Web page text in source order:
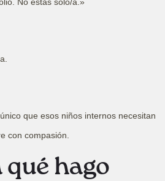
No estás solo/a.»
que esos niños internos necesitan
con compasión.
qué hago